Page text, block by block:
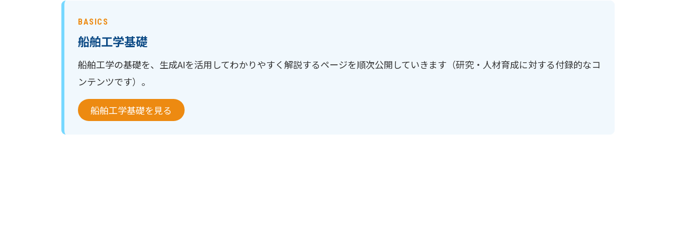
BASICS
船舶工学基礎
船舶工学の基礎を、生成AIを活用してわかりやすく解説するページを順次公開していきます（研究・人材育成に対する付録的なコ
ンテンツです）。
船舶工学基礎を見る